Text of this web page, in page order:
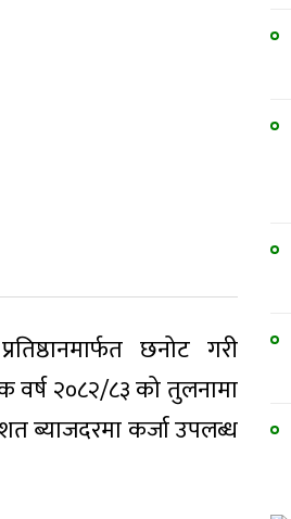
छनोट गरी
२०८२/८३ को तुलनामा
ब्याजदरमा कर्जा उपलब्ध